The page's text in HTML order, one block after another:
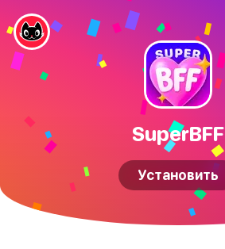
SuperBFF
Установить